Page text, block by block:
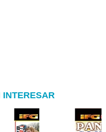
INTERESAR